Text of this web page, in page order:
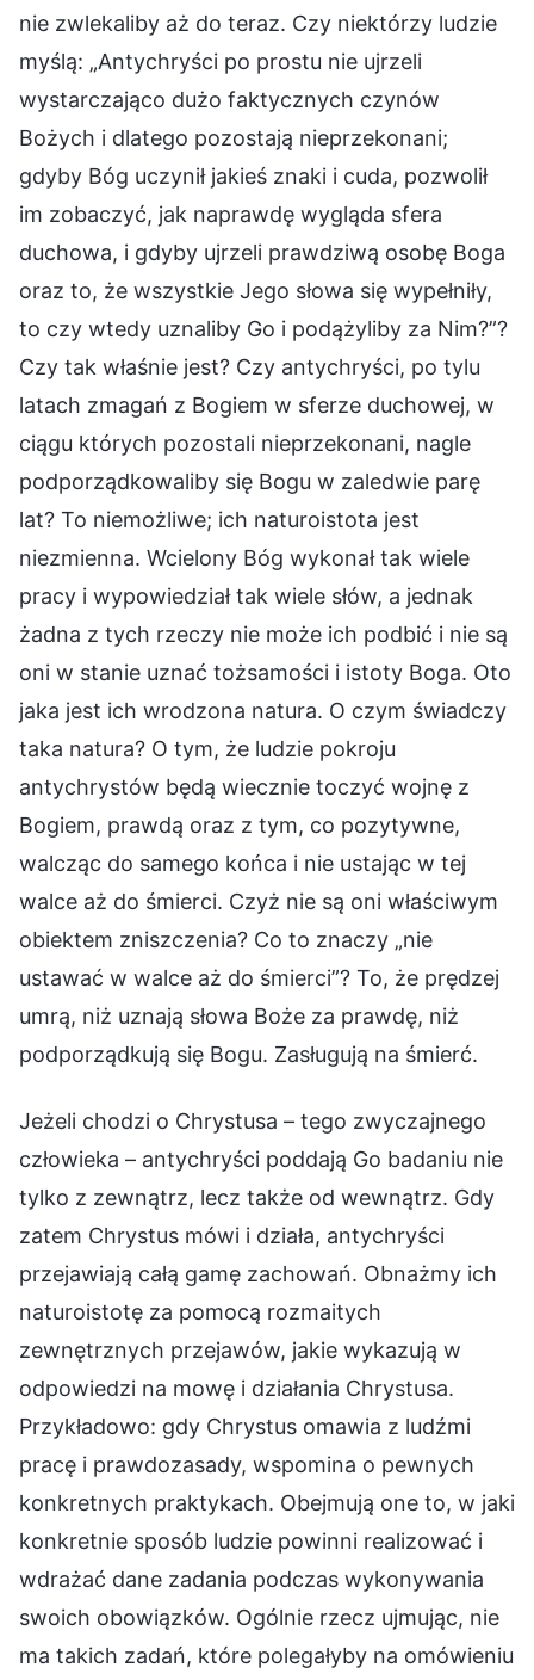
nie zwlekaliby aż do teraz. Czy niektórzy ludzie
myślą: „Antychryści po prostu nie ujrzeli
wystarczająco dużo faktycznych czynów
Bożych i dlatego pozostają nieprzekonani;
gdyby Bóg uczynił jakieś znaki i cuda, pozwolił
im zobaczyć, jak naprawdę wygląda sfera
duchowa, i gdyby ujrzeli prawdziwą osobę Boga
oraz to, że wszystkie Jego słowa się wypełniły,
to czy wtedy uznaliby Go i podążyliby za Nim?”?
Czy tak właśnie jest? Czy antychryści, po tylu
latach zmagań z Bogiem w sferze duchowej, w
ciągu których pozostali nieprzekonani, nagle
podporządkowaliby się Bogu w zaledwie parę
lat? To niemożliwe; ich naturoistota jest
niezmienna. Wcielony Bóg wykonał tak wiele
pracy i wypowiedział tak wiele słów, a jednak
żadna z tych rzeczy nie może ich podbić i nie są
oni w stanie uznać tożsamości i istoty Boga. Oto
jaka jest ich wrodzona natura. O czym świadczy
taka natura? O tym, że ludzie pokroju
antychrystów będą wiecznie toczyć wojnę z
Bogiem, prawdą oraz z tym, co pozytywne,
walcząc do samego końca i nie ustając w tej
walce aż do śmierci. Czyż nie są oni właściwym
obiektem zniszczenia? Co to znaczy „nie
ustawać w walce aż do śmierci”? To, że prędzej
umrą, niż uznają słowa Boże za prawdę, niż
podporządkują się Bogu. Zasługują na śmierć.
Jeżeli chodzi o Chrystusa – tego zwyczajnego
człowieka – antychryści poddają Go badaniu nie
tylko z zewnątrz, lecz także od wewnątrz. Gdy
zatem Chrystus mówi i działa, antychryści
przejawiają całą gamę zachowań. Obnażmy ich
naturoistotę za pomocą rozmaitych
zewnętrznych przejawów, jakie wykazują w
odpowiedzi na mowę i działania Chrystusa.
Przykładowo: gdy Chrystus omawia z ludźmi
pracę i prawdozasady, wspomina o pewnych
konkretnych praktykach. Obejmują one to, w jaki
konkretnie sposób ludzie powinni realizować i
wdrażać dane zadania podczas wykonywania
swoich obowiązków. Ogólnie rzecz ujmując, nie
ma takich zadań, które polegałyby na omówieniu